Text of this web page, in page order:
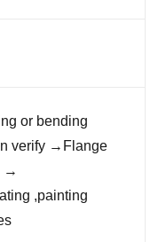
or bending
verify →Flange
→
,painting